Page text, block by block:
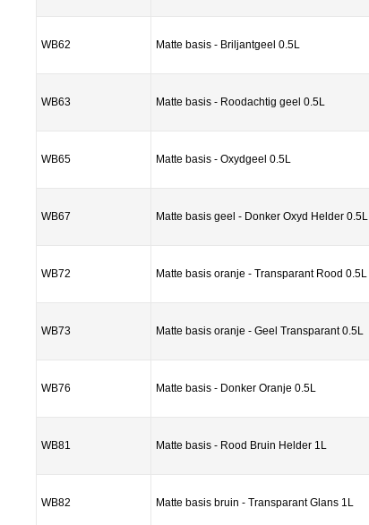
WB62 Matte basis - Briljantgeel 0.5L
WB63 Matte basis - Roodachtig geel 0.5L
WB65 Matte basis - Oxydgeel 0.5L
WB67 Matte basis geel - Donker Oxyd Helder 0.5L
WB72 Matte basis oranje - Transparant Rood 0.5L
WB73 Matte basis oranje - Geel Transparant 0.5L
WB76 Matte basis - Donker Oranje 0.5L
WB81 Matte basis - Rood Bruin Helder 1L
WB82 Matte basis bruin - Transparant Glans 1L